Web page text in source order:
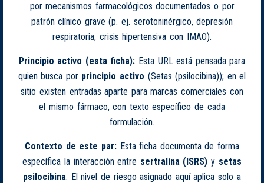
por mecanismos farmacológicos documentados o por
patrón clínico grave (p. ej. serotoninérgico, depresión
respiratoria, crisis hipertensiva con IMAO).
Principio activo (esta ficha): Esta URL está pensada para
quien busca por principio activo (Setas (psilocibina)); en el
sitio existen entradas aparte para marcas comerciales con
el mismo fármaco, con texto específico de cada
formulación.
Contexto de este par:Esta ficha documenta de forma
específica la interacción entre sertralina (ISRS) y setas
psilocibina. El nivel de riesgo asignado aquí aplica solo a